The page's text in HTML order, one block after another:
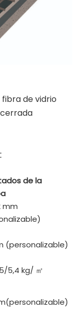
de vidrio
de la
mm
(personalizable)
5,4 kg/ ㎡